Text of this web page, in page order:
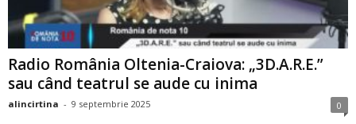
Radio România Oltenia-Craiova: „3D.A.R.E.”
sau când teatrul se aude cu inima
alincirtina - 9 septembrie 2025 0